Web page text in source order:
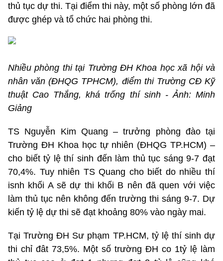
thủ tục dự thi. Tại điểm thi này, một số phòng lớn đã
được ghép và tổ chức hai phòng thi.
Nhiều phòng thi tại Trường ĐH Khoa học xã hội và
nhân văn (ĐHQG TPHCM), điểm thi Trường CĐ Kỹ
thuật Cao Thắng, khá trống thí sinh - Ảnh: Minh
Giảng
TS Nguyễn Kim Quang – trưởng phòng đào tại
Trường ĐH Khoa học tự nhiên (ĐHQG TP.HCM) –
cho biết tỷ lệ thí sinh đến làm thủ tục sáng 9-7 đạt
70,4%. Tuy nhiên TS Quang cho biết do nhiều thí
isnh khối A sẽ dự thi khối B nên đã quen với việc
làm thủ tục nên không đến trường thi sáng 9-7. Dự
kiến tỷ lệ dự thi sẽ đạt khoảng 80% vào ngày mai.
Tại Trường ĐH Sư phạm TP.HCM, tỷ lệ thí sinh dự
thi chỉ đât 73,5%. Một số trường ĐH co 1tỷ lệ làm